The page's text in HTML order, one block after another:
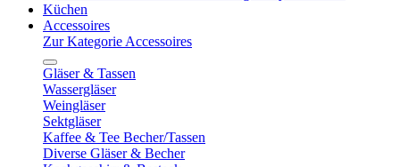
Küchen
Accessoires
Zur Kategorie Accessoires
Gläser & Tassen
Wassergläser
Weingläser
Sektgläser
Kaffee & Tee Becher/Tassen
Diverse Gläser & Becher